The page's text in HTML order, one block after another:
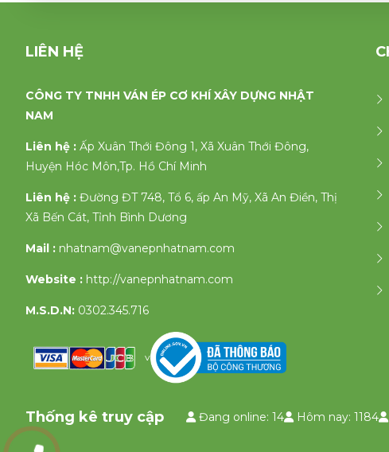
LIÊN HỆ
CÔNG TY TNHH VÁN ÉP CƠ KHÍ XÂY DỰNG NHẬT
NAM
Liên hệ : Ấp Xuân Thới Đông 1, Xã Xuân Thới Đông,
Huyện Hóc Môn,Tp. Hồ Chí Minh
Liên hệ : Đường ĐT 748, Tổ 6, ấp An Mỹ, Xã An Điền, Thị
Xã Bến Cát, Tỉnh Bình Dương
Mail : nhatnam@vanepnhatnam.com
Website : http://vanepnhatnam.com
M.S.D.N: 0302.345.716
v
Thống kê truy cập Đang online: 14 Hôm nay: 1184